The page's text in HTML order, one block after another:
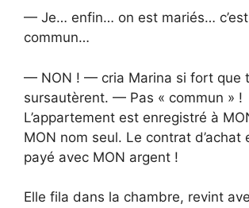
— Je… enfin… on est mariés…
commun…
— NON ! — cria Marina si fort que
sursautèrent. — Pas « commun » !
L’appartement est enregistré à
MON nom seul. Le contrat d’achat
payé avec MON argent !
Elle fila dans la chambre, revint